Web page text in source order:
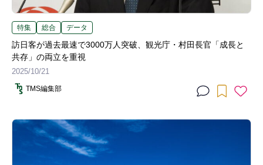
特集 総合 データ
訪日客が過去最速で3000万人突破、観光庁・村田長官「成長と
共存」の両立を重視
2025/10/21
TMS編集部